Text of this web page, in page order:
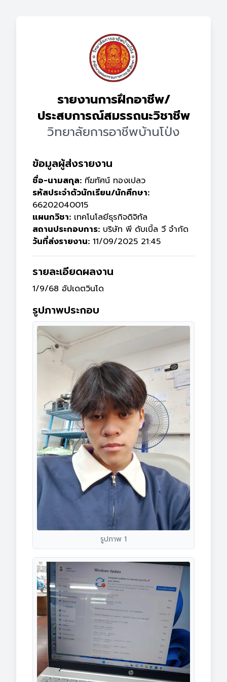
รายงานการฝึกอาชีพ/
ประสบการณ์สมรรถนะวิชาชีพ
วิทยาลัยการอาชีพบ้านโป่ง
ข้อมูลผู้ส่งรายงาน
ชื่อ-นามสกุล: ทีฆทัศน์ ทองเปลว
รหัสประจำตัวนักเรียน/นักศึกษา:
66202040015
แผนกวิชา: เทคโนโลยีธุรกิจดิจิทัล
สถานประกอบการ: บริษัท พี ดับเบิ้ล วี จำกัด
วันที่ส่งรายงาน: 11/09/2025 21:45
รายละเอียดผลงาน
1/9/68 อัปเดตวินโด
รูปภาพประกอบ
รูปภาพ 1